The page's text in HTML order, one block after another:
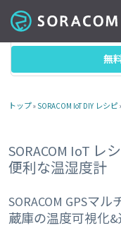
製品
事例
料金
ドキュメント
導入支援
IoTストア
最新情報
トップ» SORACOM IoT DIY レシピ
SORACOM IoT レ
便利な温湿度計
SORACOM GPSマ
蔵庫の温度可視化
無